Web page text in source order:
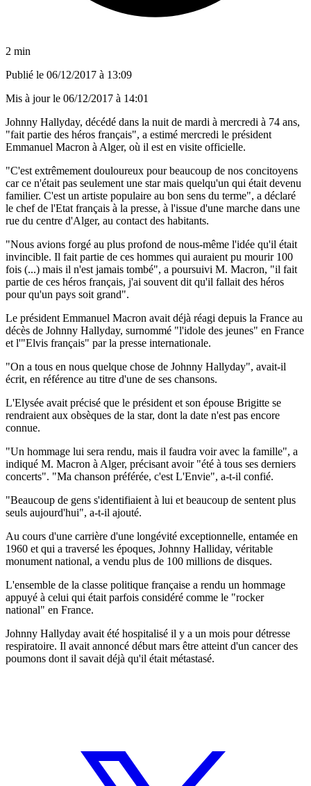
2 min
Publié le 06/12/2017 à 13:09
Mis à jour le 06/12/2017 à 14:01
Johnny Hallyday, décédé dans la nuit de mardi à mercredi à 74 ans,
"fait partie des héros français", a estimé mercredi le président
Emmanuel Macron à Alger, où il est en visite officielle.
"C'est extrêmement douloureux pour beaucoup de nos concitoyens
car ce n'était pas seulement une star mais quelqu'un qui était devenu
familier. C'est un artiste populaire au bon sens du terme", a déclaré
le chef de l'Etat français à la presse, à l'issue d'une marche dans une
rue du centre d'Alger, au contact des habitants.
"Nous avions forgé au plus profond de nous-même l'idée qu'il était
invincible. Il fait partie de ces hommes qui auraient pu mourir 100
fois (...) mais il n'est jamais tombé", a poursuivi M. Macron, "il fait
partie de ces héros français, j'ai souvent dit qu'il fallait des héros
pour qu'un pays soit grand".
Le président Emmanuel Macron avait déjà réagi depuis la France au
décès de Johnny Hallyday, surnommé "l'idole des jeunes" en France
et l'"Elvis français" par la presse internationale.
"On a tous en nous quelque chose de Johnny Hallyday", avait-il
écrit, en référence au titre d'une de ses chansons.
L'Elysée avait précisé que le président et son épouse Brigitte se
rendraient aux obsèques de la star, dont la date n'est pas encore
connue.
"Un hommage lui sera rendu, mais il faudra voir avec la famille", a
indiqué M. Macron à Alger, précisant avoir "été à tous ses derniers
concerts". "Ma chanson préférée, c'est L'Envie", a-t-il confié.
"Beaucoup de gens s'identifiaient à lui et beaucoup de sentent plus
seuls aujourd'hui", a-t-il ajouté.
Au cours d'une carrière d'une longévité exceptionnelle, entamée en
1960 et qui a traversé les époques, Johnny Halliday, véritable
monument national, a vendu plus de 100 millions de disques.
L'ensemble de la classe politique française a rendu un hommage
appuyé à celui qui était parfois considéré comme le "rocker
national" en France.
Johnny Hallyday avait été hospitalisé il y a un mois pour détresse
respiratoire. Il avait annoncé début mars être atteint d'un cancer des
poumons dont il savait déjà qu'il était métastasé.